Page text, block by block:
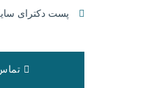
پست دکترای